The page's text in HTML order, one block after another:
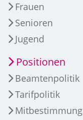
Frauen
Senioren
Jugend
Positionen
Beamtenpolitik
Tarifpolitik
Mitbestimmung